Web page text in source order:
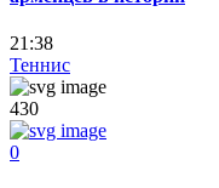
21:38
Теннис
430
0